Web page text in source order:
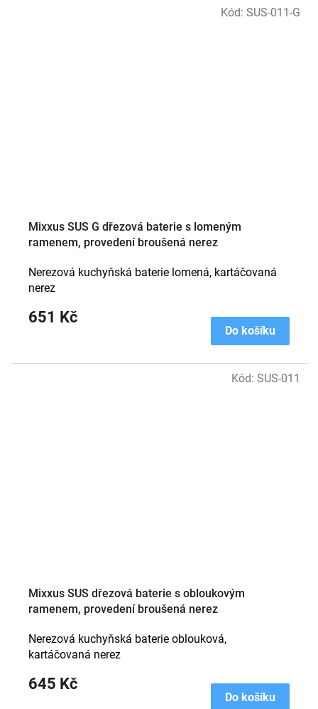
Mixxus SUS G dřezová baterie s lomeným
ramenem, provedení broušená nerez
651 Kč
Do košíku
Nerezová kuchyňská baterie lomená, kartáčovaná
nerez
Kód: SUS-011-G
Mixxus SUS dřezová baterie s obloukovým
ramenem, provedení broušená nerez
645 Kč
Do košíku
Nerezová kuchyňská baterie oblouková,
kartáčovaná nerez
Kód: SUS-011